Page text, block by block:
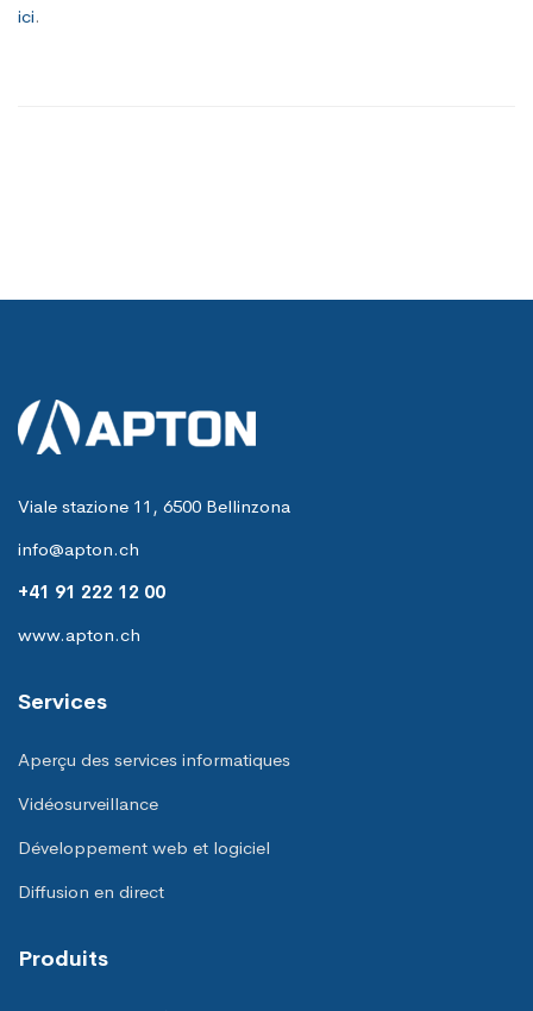
ici.
Viale stazione 11, 6500 Bellinzona
info@apton.ch
+41 91 222 12 00
www.apton.ch
Services
Aperçu des services informatiques
Vidéosurveillance
Développement web et logiciel
Diffusion en direct
Produits